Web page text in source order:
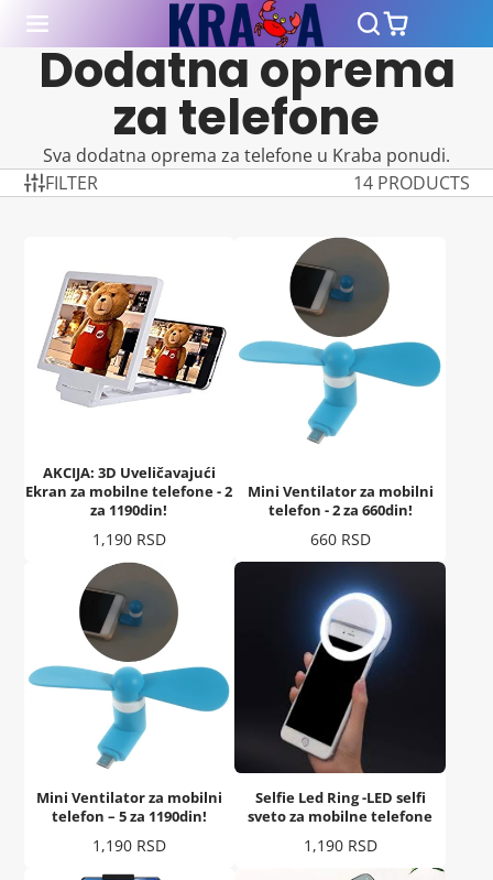
Dodatna oprema
za telefone
Sva dodatna oprema za telefone u Kraba ponudi.
FILTER
14 PRODUCTS
AKCIJA: 3D Uveličavajući
Ekran za mobilne telefone - 2
za 1190din!
Cena
1,190 RSD
Mini Ventilator za mobilni
telefon - 2 za 660din!
Cena
660 RSD
Mini Ventilator za mobilni
telefon – 5 za 1190din!
Cena
1,190 RSD
Selfie Led Ring -LED selfi
sveto za mobilne telefone
Cena
1,190 RSD